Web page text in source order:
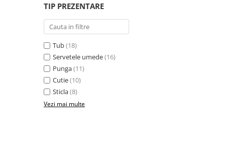
TIP PREZENTARE
Tub(18)
Servetele umede(16)
Punga(11)
Cutie(10)
Sticla(8)
Vezi mai multe